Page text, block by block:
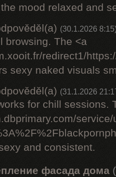
mood relaxed and
(30.1.2026
browsing. The <a
redirect1/
sexy naked visuals
(31.1.2026
for chill sessions.
and consistent.
фасада дома